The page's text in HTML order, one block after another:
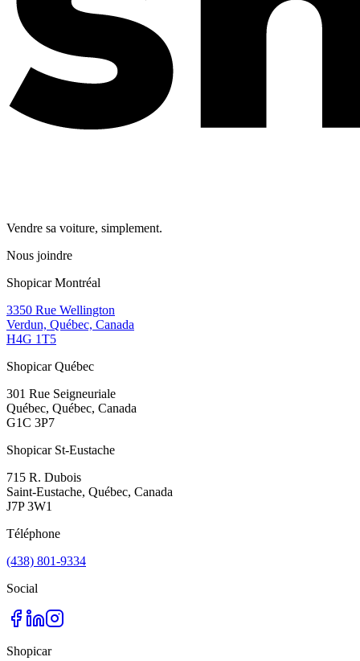
Vendre sa voiture, simplement.
Nous joindre
Shopicar Montréal
3350 Rue Wellington
Verdun, Québec, Canada
H4G 1T5
Shopicar Québec
301 Rue Seigneuriale
Québec, Québec, Canada
G1C 3P7
Shopicar St-Eustache
715 R. Dubois
Saint-Eustache, Québec, Canada
J7P 3W1
Téléphone
(438) 801-9334
Social
Shopicar